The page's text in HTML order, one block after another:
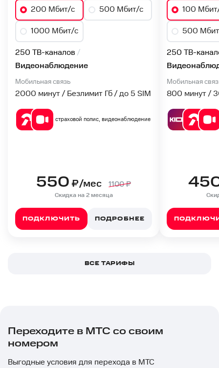
200 Мбит/с 500 Мбит/с
1000 Мбит/с
250 ТВ-каналов
Видеонаблюдение
Мобильная связь
2000 минут / Безлимит Гб / до 5 SIM
страховой полис, видеонаблюдение
550 ₽/мес 1100₽
Скидка на 2 месяца
ПОДКЛЮЧИТЬ ПОДРОБНЕЕ
100
500
250 ТВ-
Мобильная
800 минут /
ВСЕ ТАРИФЫ
Переходите в МТС со своим
номером
Выгодные условия для перехода в МТС